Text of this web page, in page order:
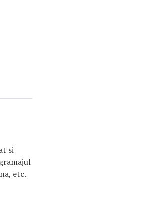
si
etc.